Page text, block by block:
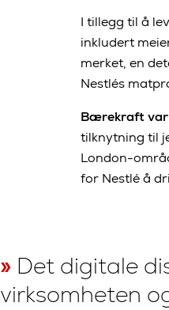
I tillegg til å
inkludert
merket, en
Nestlés
Bærekraft
tilknytning til
London-
for Nestlé å
Det digitale
virksomheten